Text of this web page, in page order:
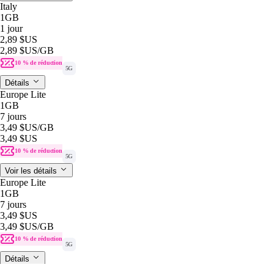
Italy
1GB
1 jour
2,89 $US
2,89 $US/GB
10 % de réduction
5G
Détails
Europe Lite
1GB
7 jours
3,49 $US/GB
3,49 $US
10 % de réduction
5G
Voir les détails
Europe Lite
1GB
7 jours
3,49 $US
3,49 $US/GB
10 % de réduction
5G
Détails